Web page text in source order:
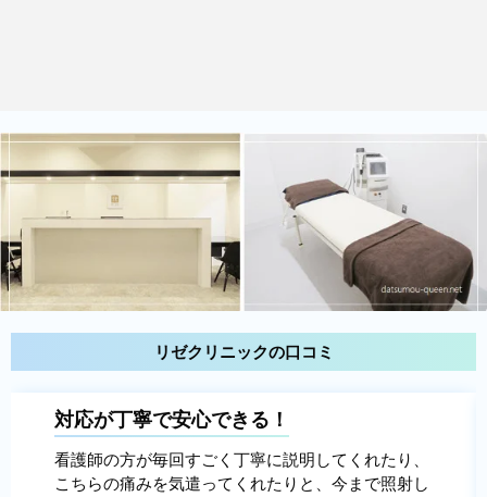
リゼクリニックの口コミ
対応が丁寧で安心できる！
看護師の方が毎回すごく丁寧に説明してくれたり、
こちらの痛みを気遣ってくれたりと、今まで照射し